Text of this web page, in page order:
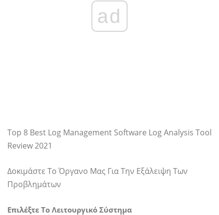
ad
Top 8 Best Log Management Software Log Analysis Tool
Review 2021
Δοκιμάστε Το Όργανο Μας Για Την Εξάλειψη Των
Προβλημάτων
Επιλέξτε Το Λειτουργικό Σύστημα